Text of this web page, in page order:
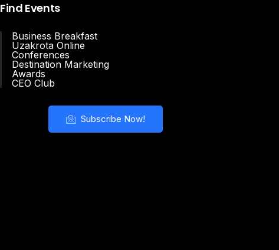
Find Events
Business Breakfast
Uzakrota Online
Conferences
Destination Marketing
Awards
CEO Club
Subscribe Now!